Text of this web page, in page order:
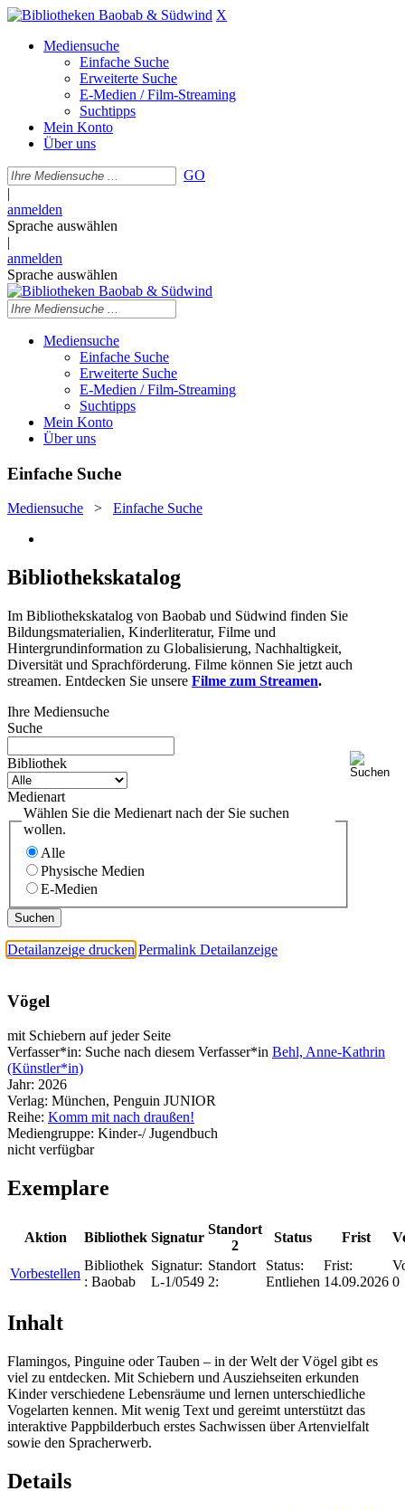
X
Mediensuche
Einfache Suche
Erweiterte Suche
E-Medien / Film-Streaming
Suchtipps
Mein Konto
Über uns
GO
|
anmelden
Sprache auswählen
|
anmelden
Sprache auswählen
Mediensuche
Einfache Suche
Erweiterte Suche
E-Medien / Film-Streaming
Suchtipps
Mein Konto
Über uns
Einfache Suche
Mediensuche > Einfache Suche
Bibliothekskatalog
Im Bibliothekskatalog von Baobab und Südwind finden Sie
Bildungsmaterialien, Kinderliteratur, Filme und
Hintergrundinformation zu Globalisierung, Nachhaltigkeit,
Diversität und Sprachförderung. Filme können Sie jetzt auch
streamen. Entdecken Sie unsere Filme zum Streamen.
Ihre Mediensuche
Suche
Bibliothek
Medienart
Wählen Sie die Medienart nach der Sie suchen
wollen.
Alle
Physische Medien
E-Medien
Detailanzeige drucken Permalink Detailanzeige
Vögel
mit Schiebern auf jeder Seite
Verfasser*in: Suche nach diesem Verfasser*in Behl, Anne-Kathrin
(Künstler*in)
Jahr: 2026
Verlag: München, Penguin JUNIOR
Reihe: Komm mit nach draußen!
Mediengruppe: Kinder-/ Jugendbuch
nicht verfügbar
Exemplare
Aktion Bibliothek Signatur
Standort
2
Status Frist
Vorbestellen
Bibliothek
: Baobab
Signatur:
L-1/0549
Standort
2:
Status:
Entliehen
Frist:
14.09.2026 0
Inhalt
Flamingos, Pinguine oder Tauben – in der Welt der Vögel gibt es
viel zu entdecken. Mit Schiebern und Ausziehseiten erkunden
Kinder verschiedene Lebensräume und lernen unterschiedliche
Vogelarten kennen. Mit wenig Text und gereimt unterstützt das
interaktive Pappbilderbuch erstes Sachwissen über Artenvielfalt
sowie den Spracherwerb.
Details